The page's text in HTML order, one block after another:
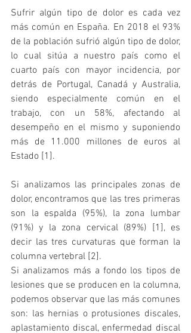
Sufrir algún tipo de dolor es cada vez
más común en España. En 2018 el 93%
de la población sufrió algún tipo de dolor,
lo cual sitúa a nuestro país como el
cuarto país con mayor incidencia, por
detrás de Portugal, Canadá y Australia,
siendo especialmente común en el
trabajo, con un 58%, afectando al
desempeño en el mismo y suponiendo
más de 11.000 millones de euros al
Estado [1].
Si analizamos las principales zonas de
dolor, encontramos que las tres primeras
son la espalda (95%), la zona lumbar
(91%) y la zona cervical (89%) [1], es
decir las tres curvaturas que forman la
columna vertebral [2].
Si analizamos más a fondo los tipos de
lesiones que se producen en la columna,
podemos observar que las más comunes
son: las hernias o protusiones discales,
aplastamiento discal, enfermedad discal